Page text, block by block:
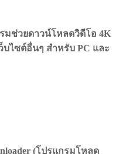
รมช่วยดาวน์โหลดวิดีโอ 4K
ว็บไซต์อื่นๆ สำหรับ PC และ
(โปรแกรมโหลด